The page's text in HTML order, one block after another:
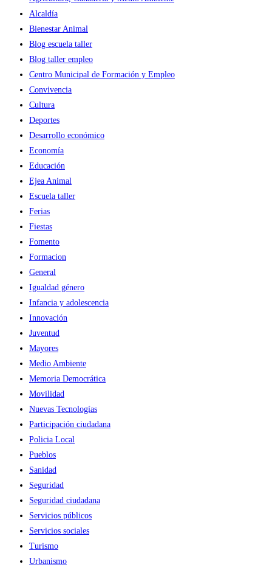
Alcaldía
Bienestar Animal
Blog escuela taller
Blog taller empleo
Centro Municipal de Formación y Empleo
Convivencia
Cultura
Deportes
Desarrollo económico
Economía
Educación
Ejea Animal
Escuela taller
Ferias
Fiestas
Fomento
Formacion
General
Igualdad género
Infancia y adolescencia
Innovación
Juventud
Mayores
Medio Ambiente
Memoria Democrática
Movilidad
Nuevas Tecnologías
Participación ciudadana
Policia Local
Pueblos
Sanidad
Seguridad
Seguridad ciudadana
Servicios públicos
Servicios sociales
Turismo
Urbanismo